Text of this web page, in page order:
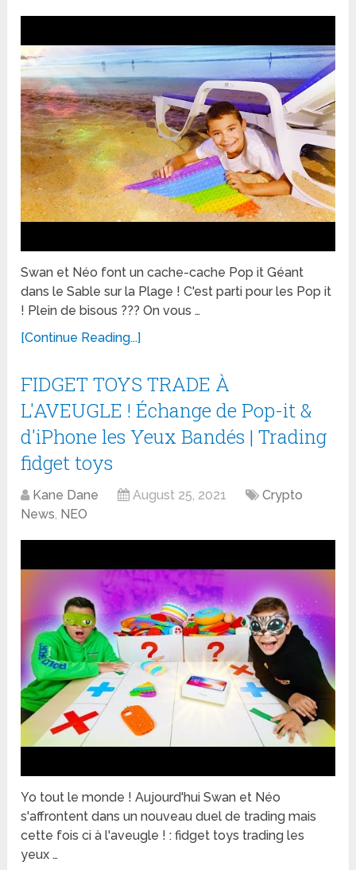
Swan et Néo font un cache-cache Pop it Géant
dans le Sable sur la Plage ! C'est parti pour les Pop it
! Plein de bisous ??? On vous …
[Continue Reading...]
FIDGET TOYS TRADE À
L'AVEUGLE ! Échange de Pop-it &
d'iPhone les Yeux Bandés | Trading
fidget toys
Kane Dane August 25, 2021
Crypto
News, NEO
Yo tout le monde ! Aujourd'hui Swan et Néo
s'affrontent dans un nouveau duel de trading mais
cette fois ci à l'aveugle ! : fidget toys trading les
yeux …